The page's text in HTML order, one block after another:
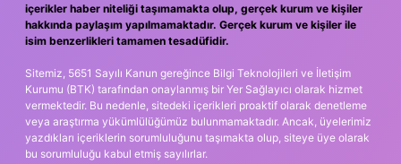
içerikler haber niteliği taşımamakta olup, gerçek kurum ve kişiler
hakkında paylaşım yapılmamaktadır. Gerçek kurum ve kişiler ile
isim benzerlikleri tamamen tesadüfidir.
Sitemiz, 5651 Sayılı Kanun gereğince Bilgi Teknolojileri ve İletişim
Kurumu (BTK) tarafından onaylanmış bir Yer Sağlayıcı olarak hizmet
vermektedir. Bu nedenle, sitedeki içerikleri proaktif olarak denetleme
veya araştırma yükümlülüğümüz bulunmamaktadır. Ancak, üyelerimiz
yazdıkları içeriklerin sorumluluğunu taşımakta olup, siteye üye olarak
bu sorumluluğu kabul etmiş sayılırlar.